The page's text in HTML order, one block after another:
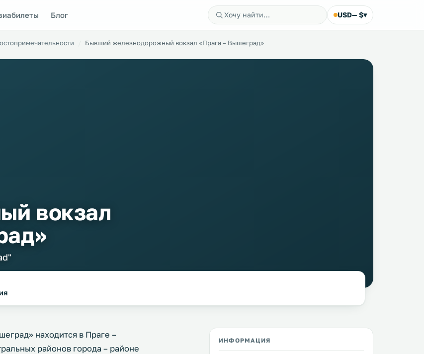
Блог USD— $▾
Бывший железнодорожный вокзал «Прага – Вышеград»
вокзал
находится в Праге –
районов города – районе
ИНФОРМАЦИЯ